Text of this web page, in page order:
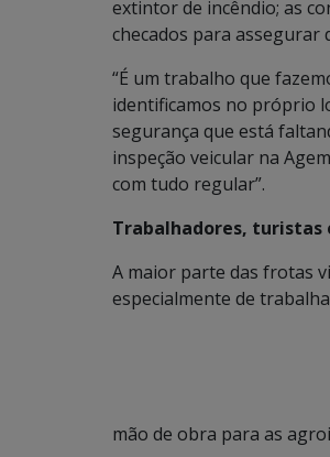
extintor de incêndio; as
checados para assegurar
“É um trabalho que
identificamos no próprio
segurança que está
inspeção veicular na
com tudo regular”.
Trabalhadores, turistas
A maior parte das frotas
especialmente de
mão de obra para as